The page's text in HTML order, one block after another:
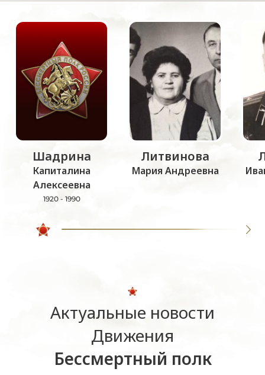
Шадрина
Капиталина
Алексеевна
1920 - 1990
Литвинова
Мария Андреевна
Актуальные новости
Движения
Бессмертный полк